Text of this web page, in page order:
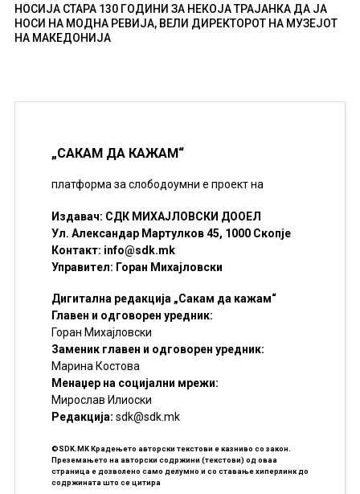
НОСИЈА СТАРА 130 ГОДИНИ ЗА НЕКОЈА ТРАЈАНКА ДА ЈА
НОСИ НА МОДНА РЕВИЈА, ВЕЛИ ДИРЕКТОРОТ НА МУЗЕЈОТ
НА МАКЕДОНИЈА
„САКАМ ДА КАЖАМ“
платформа за слободоумни е проект на
Издавач: СДК МИХАЈЛОВСКИ ДООЕЛ
Ул. Александар Мартулков 45, 1000 Скопје
Контакт: info@sdk.mk
Управител: Горан Михајловски
Дигитална редакција „Сакам да кажам“
Главен и одговорен уредник:
Горан Михајловски
Заменик главен и одговорен уредник:
Марина Костова
Менаџер на социјални мрежи:
Мирослав Илиоски
Редакцијa: sdk@sdk.mk
©SDK.MK Крадењето авторски текстови е казниво со закон.
Преземањето на авторски содржини (текстови) од оваа
страница е дозволено само делумно и со ставање хиперлинк до
содржината што се цитира